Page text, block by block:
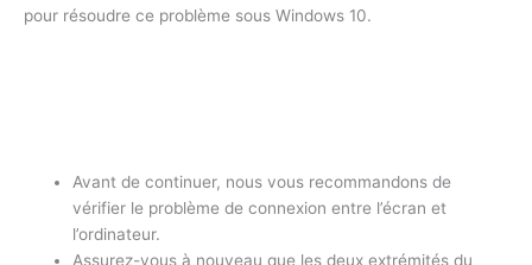
pour résoudre ce problème sous Windows 10.
Avant de continuer, nous vous recommandons de
vérifier le problème de connexion entre l’écran et
l’ordinateur.
Assurez-vous à nouveau que les deux extrémités du